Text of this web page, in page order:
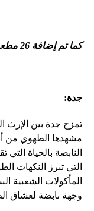
كما تم إضافة
جدة:
تمزج جدة بين الإرث
مشهدها الطهوي من
النابضة بالحياة
التي تبرز النكهات
المأكولات الشعبية
وجهة نابضة لعشاق